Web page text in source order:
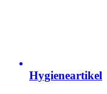
Hygieneartikel